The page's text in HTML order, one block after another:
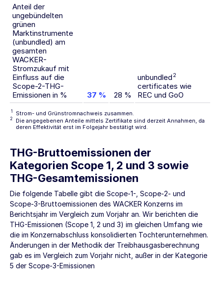
Anteil der
ungebündelten
grünen
Marktinstrumente
(unbundled) am
gesamten
WACKER-
Stromzukauf mit
Einfluss auf die
Scope-2-THG-
Emissionen in %
37 % 28 %
unbundled 2
certificates wie
REC und GoO
1 Strom- und Grünstromnachweis zusammen.
2
Die angegebenen Anteile mittels Zertifikate sind derzeit Annahmen, da
deren Effektivität erst im Folgejahr bestätigt wird.
THG-Bruttoemissionen der
Kategorien Scope 1, 2 und 3 sowie
THG-Gesamtemissionen
Die folgende Tabelle gibt die Scope-1-, Scope-2- und
Scope-3-Bruttoemissionen des WACKER Konzerns im
Berichtsjahr im Vergleich zum Vorjahr an. Wir berichten die
THG-Emissionen (Scope 1, 2 und 3) im gleichen Umfang wie
die im Konzernabschluss konsolidierten Tochterunternehmen.
Änderungen in der Methodik der Treibhausgasberechnung
gab es im Vergleich zum Vorjahr nicht, außer in der Kategorie
5 der Scope-3-Emissionen